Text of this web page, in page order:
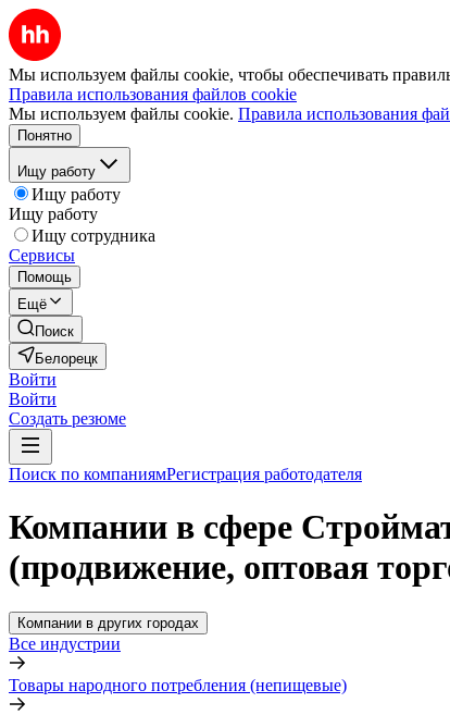
Мы используем файлы cookie, чтобы обеспечивать
Правила использования файлов cookie
Мы используем файлы cookie. Правила использования
Понятно
Ищу работу
Ищу работу
Ищу работу
Ищу сотрудника
Сервисы
Помощь
Ещё
Поиск
Белорецк
Войти
Войти
Создать резюме
Поиск по компаниямРегистрация работодателя
Компании в сфере
(продвижение, оптовая
Компании в других городах
Все индустрии
Товары народного потребления (непищевые)